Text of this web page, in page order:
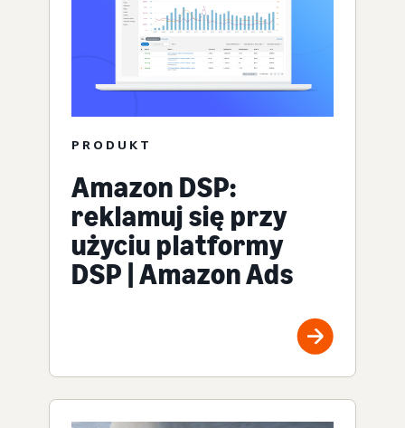
PRODUKT
Amazon DSP:
reklamuj się przy
użyciu platformy
DSP | Amazon Ads